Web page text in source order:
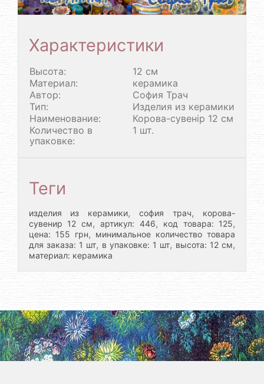
Характеристики
Высота:
12 см
Материал:
керамика
Автор:
София Трач
Тип:
Изделия из керамики
Наименование:
Корова-сувенір 12 см
Количество в
упаковке:
1 шт.
Теги
изделия из керамики,софия трач,
корова-
сувенир 12 см,артикул: 446, код товара: 125,
цена: 155 грн, минимальное количество товара
для заказа: 1 шт, в упаковке: 1 шт, высота: 12 см,
материал: керамика